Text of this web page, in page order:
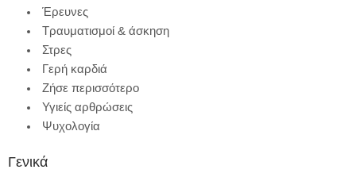
Έρευνες
Τραυματισμοί & άσκηση
Στρες
Γερή καρδιά
Ζήσε περισσότερο
Υγιείς αρθρώσεις
Ψυχολογία
Γενικά